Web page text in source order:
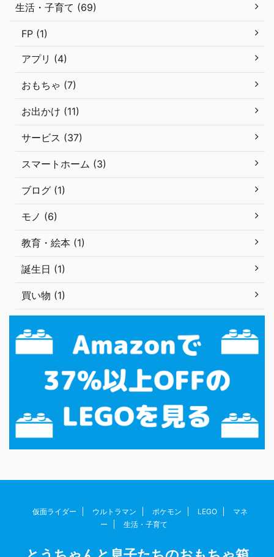
生活・子育て (69)
FP (1)
アプリ (4)
おもちゃ (7)
お出かけ (11)
サービス (37)
スマートホーム (3)
ブログ (1)
モノ (6)
教育・絵本 (1)
誕生日 (1)
買い物 (1)
仮面ライダー ウルトラマン ポケモン LEGO
マネ
ー
生活・子育て